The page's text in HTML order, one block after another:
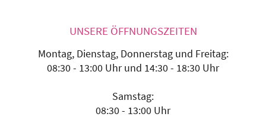
UNSERE ÖFFNUNGSZEITEN
Montag, Dienstag, Donnerstag und Freitag:
08:30 - 13:00 Uhr und 14:30 - 18:30 Uhr
Samstag:
08:30 - 13:00 Uhr